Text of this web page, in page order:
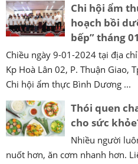
Chi hội ẩm
hoạch bồi
bếp” tháng
Chiều ngày 9-01-2024 tại địa
Kp Hoà Lân 02, P. Thuận Giao,
Chi hội ẩm thực Bình Dương ...
Thói quen
cho sức
Nhiều người
nuốt hơn, ăn cơm nhanh hơn.